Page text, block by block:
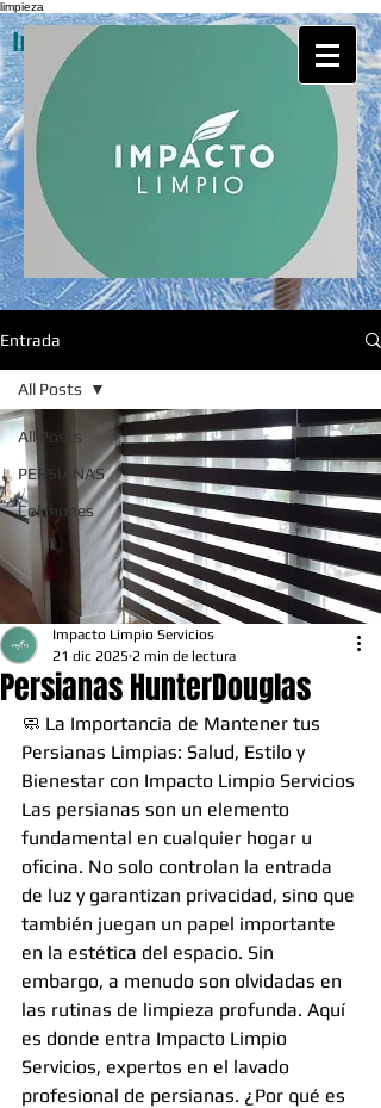
limpieza
Impacto Limpio Servicios
Entrada
All Posts
PERSIANAS
Colchones
All Posts
Persianas HunterDouglas
Impacto Limpio Servicios
21 dic 2025 2 min de lectura
🧼 La Importancia de Mantener tus
Persianas Limpias: Salud, Estilo y
Bienestar con Impacto Limpio Servicios
Las persianas son un elemento
fundamental en cualquier hogar u
oficina. No solo controlan la entrada
de luz y garantizan privacidad, sino que
también juegan un papel importante
en la estética del espacio. Sin
embargo, a menudo son olvidadas en
las rutinas de limpieza profunda. Aquí
es donde entra Impacto Limpio
Servicios, expertos en el lavado
profesional de persianas. ¿Por qué es